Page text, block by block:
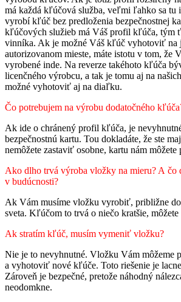
má každá kľúčová služba, veľmi ľahko sa tu
vyrobí kľúč bez predloženia bezpečnostnej
kľúčových služieb má Váš profil kľúča, tým
vinníka. Ak je možné Váš kľúč vyhotoviť na
autorizovanom mieste, máte istotu v tom, že
vyrobené inde. Na reverze takéhoto kľúča
licenčného výrobcu, a tak je tomu aj na
možné vyhotoviť aj na diaľku.
Čo potrebujem na výrobu dodatočného
Ak ide o chránený profil kľúča, je
bezpečnostnú kartu. Tou dokladáte, že ste
nemôžete zastaviť osobne, kartu nám môžete
Ako dlho trvá výroba vložky na mieru? A čo
v budúcnosti?
Ak Vám musíme vložku vyrobiť, približne
sveta. Kľúčom to trvá o niečo kratšie,
Ak stratím kľúč, musím vymeniť vložku?
Nie je to nevyhnutné. Vložku Vám môžeme
a vyhotoviť nové kľúče. Toto riešenie je
Zároveň je bezpečné, pretože náhodný
neodomkne.